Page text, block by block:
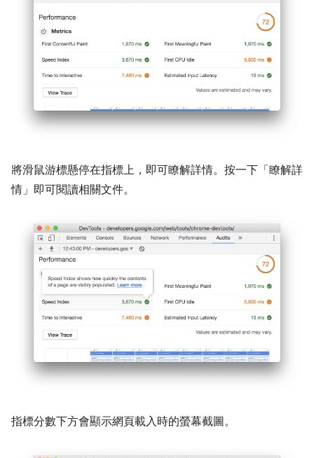
將滑鼠游標懸停在指標上，即可瞭解詳情。按一下「瞭解詳
情」 即可閱讀相關文件。
指標分數下方會顯示網頁載入時的螢幕截圖。